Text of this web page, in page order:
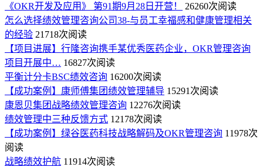
《OKR开发及应用》 第91期9月28日开营！
26260次阅读
怎么选择绩效管理咨询公司38-与员工幸福感和健康管理相关
的经验 21718次阅读
【项目进展】行隆咨询携手某优秀医药企业，OKR管理咨询
项目开展中… 16827次阅读
平衡计分卡BSC绩效咨询 16200次阅读
【成功案例】康师傅集团绩效管理辅导 15291次阅读
康恩贝集团战略绩效管理咨询 12276次阅读
绩效管理中三种反馈方式 12178次阅读
【成功案例】绿谷医药科技战略解码及OKR管理咨询 11978次
阅读
战略绩效护航 11914次阅读